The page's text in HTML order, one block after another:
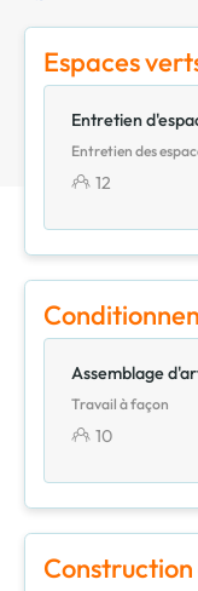
Espaces
Entretien
Entretien des
12
Assemblage
Travail à façon
10